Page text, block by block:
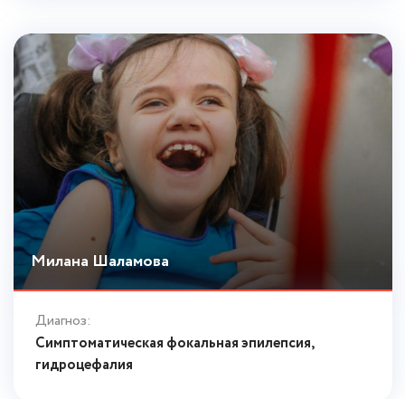
Милана Шаламова
Диагноз:
Симптоматическая фокальная эпилепсия,
гидроцефалия